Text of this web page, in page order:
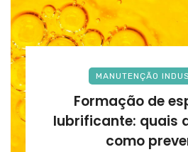
MANUTENÇÃO
Formação de
lubrificante: quais
como